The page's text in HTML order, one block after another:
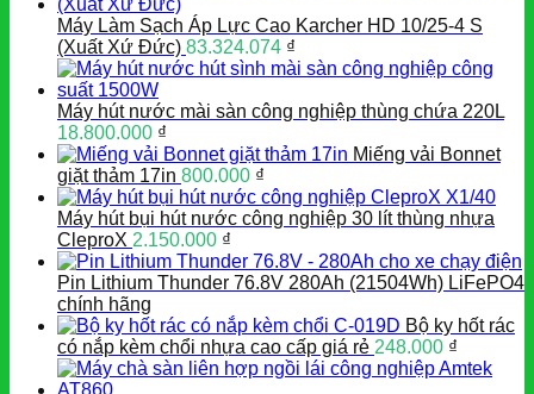
Máy Làm Sạch Áp Lực Cao Karcher HD 10/25-4 S
(Xuất Xứ Đức) 83.324.074 ₫
Máy hút nước mài sàn công nghiệp thùng chứa 220L
18.800.000 ₫
Miếng vải Bonnet
giặt thảm 17in 800.000 ₫
Máy hút bụi hút nước công nghiệp 30 lít thùng nhựa
CleproX 2.150.000 ₫
Pin Lithium Thunder 76.8V 280Ah (21504Wh) LiFePO4
chính hãng
Bộ ky hốt rác
có nắp kèm chổi nhựa cao cấp giá rẻ 248.000 ₫